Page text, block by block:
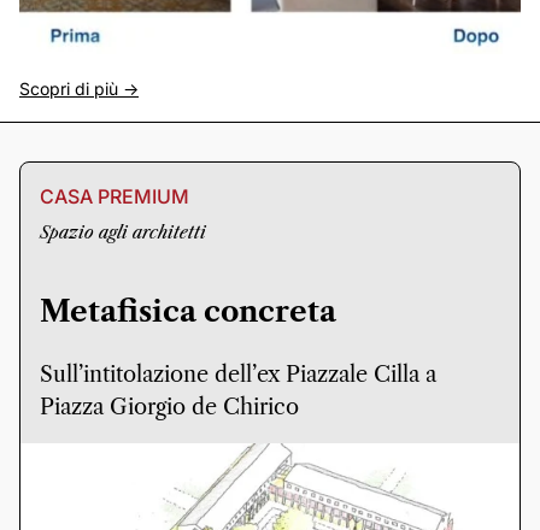
Scopri di più ->
CASA PREMIUM
Spazio agli architetti
Metafisica concreta
Sull’intitolazione dell’ex Piazzale Cilla a
Piazza Giorgio de Chirico